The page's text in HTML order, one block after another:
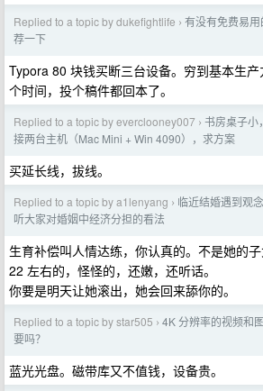
Replied to a topic by dukefightlife › 有没有免费易
荐一下
Typora 80 块钱买断三台设备。穷到基本生
个时间，投个稿件都回本了。
Replied to a topic by everclooney007 › 书房桌子小
接两台主机（Mac Mini + Win 4090），求方案
买延长线，拔线。
Replied to a topic by a1lenyang › 临近结婚遇到观
听大家对婚姻中经济分担的看法
生育补偿叫人情达练，你认真的。不是她的
22 左右的，怪怪的，还嫩，还听话。
你要是明天让她滚出，她会回来舔你的。
Replied to a topic by star505 › 4K 分辨率的视频和
要吗？
蓝光光盘。磁带库又不值钱，设备贵。